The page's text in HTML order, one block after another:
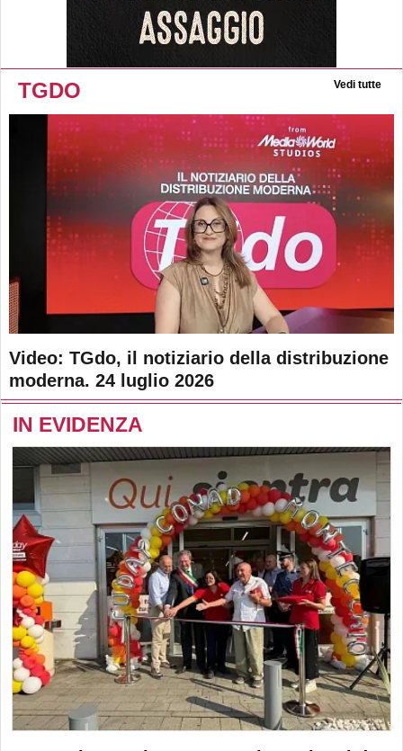
TGDO Vedi tutte
Video: TGdo, il notiziario della distribuzione
moderna. 24 luglio 2026
IN EVIDENZA